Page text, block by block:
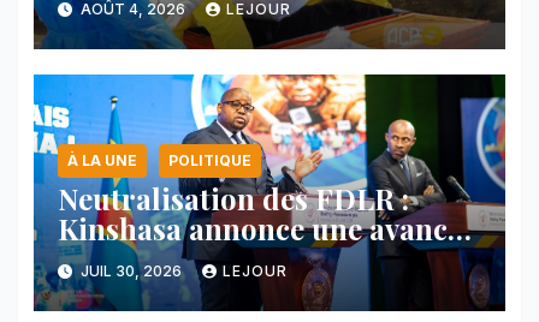
AOÛT 4, 2026 LEJOUR
À LA UNE POLITIQUE
Neutralisation des FDLR :
Kinshasa annonce une avancée
majeure et maintient sa ligne
face au Rwanda
JUIL 30, 2026 LEJOUR